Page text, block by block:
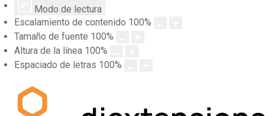
Modo de lectura
Escalamiento de contenido 100%
Tamaño de fuente 100%
Altura de la línea 100%
Espaciado de letras 100%